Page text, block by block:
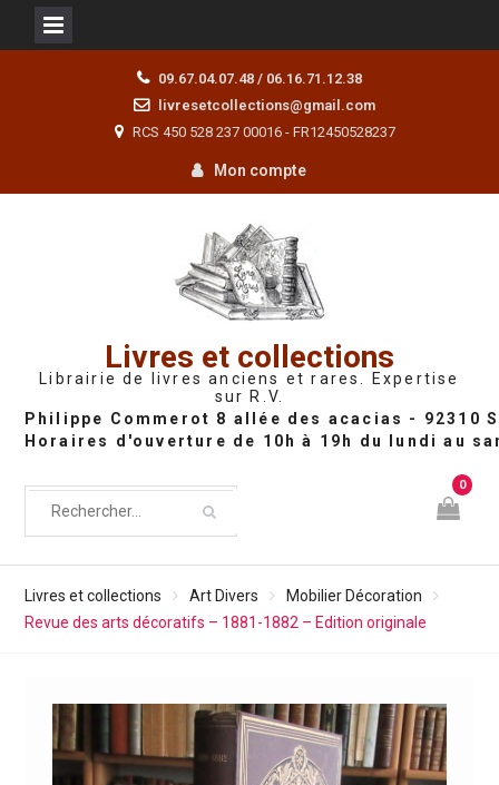
09.67.04.07.48 / 06.16.71.12.38
livresetcollections@gmail.com
RCS 450 528 237 00016 - FR12450528237
Mon compte
Livres et collections
Librairie de livres anciens et rares. Expertise
sur R.V.
0
Livres et collections Art Divers
Mobilier Décoration
Revue des arts décoratifs – 1881-1882 – Edition originale